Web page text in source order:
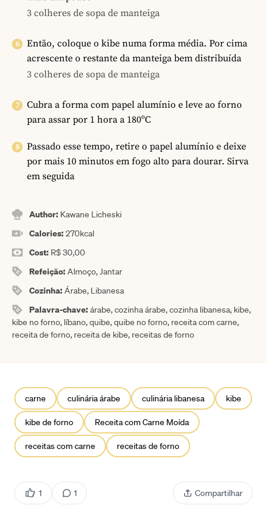
3 colheres de sopa de manteiga
Então, coloque o kibe numa forma média. Por cima
acrescente o restante da manteiga bem distribuída
3 colheres de sopa de manteiga
Cubra a forma com papel alumínio e leve ao forno
para assar por 1 hora a 180ºC
Passado esse tempo, retire o papel alumínio e deixe
por mais 10 minutos em fogo alto para dourar. Sirva
em seguida
Author: Kawane Licheski
Calories:270kcal
Cost: R$ 30,00
Refeição:Almoço, Jantar
Cozinha:Árabe, Libanesa
Palavra-chave:árabe, cozinha árabe, cozinha libanesa, kibe,
kibe no forno, líbano, quibe, quibe no forno, receita com carne,
receita de forno, receita de kibe, receitas de forno
carne culinária árabe culinária libanesa kibe
kibe de forno Receita com Carne Moída
receitas com carne receitas de forno
1 1 Compartilhar